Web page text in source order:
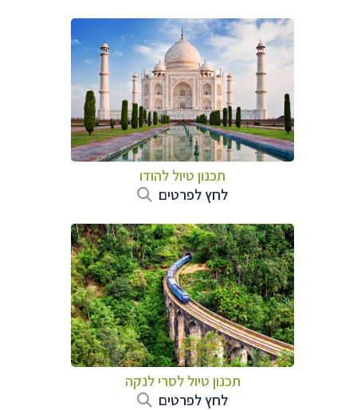
תכנון טיול להודו
לחץ לפרטים
תכנון טיול לסרי לנקה
לחץ לפרטים